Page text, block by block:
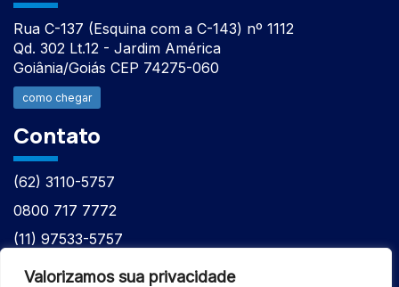
Valorizamos sua privacidade
Rua C-137 (Esquina com a C-143) nº 1112
Qd. 302 Lt.12 - Jardim América
Goiânia/Goiás CEP 74275-060
como chegar
Contato
(62) 3110-5757
0800 717 7772
(11) 97533-5757
(62) 98610-7777